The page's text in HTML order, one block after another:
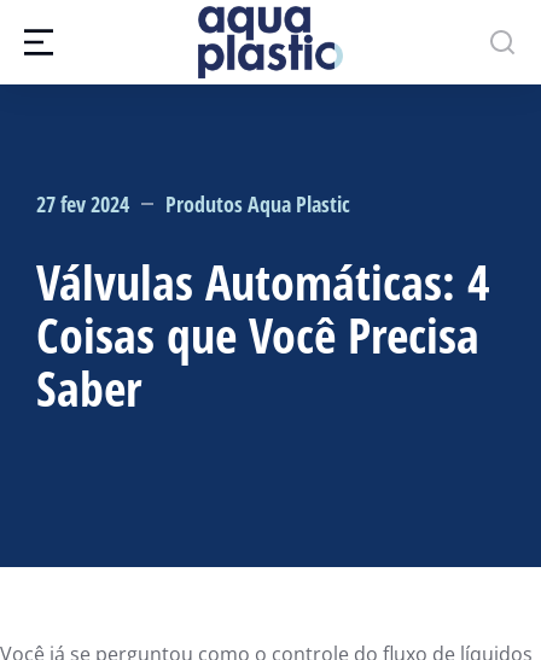
27 fev 2024 Produtos Aqua Plastic
Válvulas Automáticas: 4
Coisas que Você Precisa
Saber
Você já se perguntou como o controle do fluxo de líquidos